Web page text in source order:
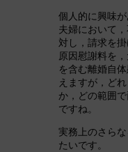
個人的に興味
夫婦において
対し，請求を
原因慰謝料を
を含む離婚自
えますが，ど
か，どの範囲
ですね。
実務上のさら
たいです。